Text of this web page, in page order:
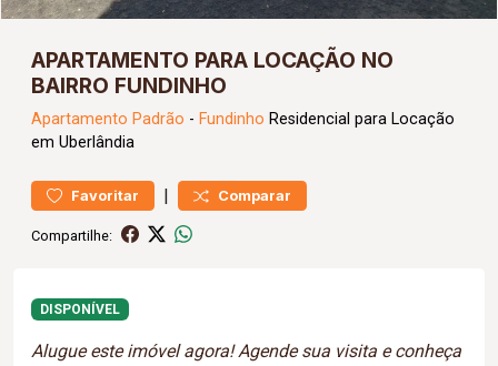
APARTAMENTO PARA LOCAÇÃO NO
BAIRRO FUNDINHO
Apartamento Padrão - Fundinho Residencial para Locação
em Uberlândia
Favoritar | Comparar
Compartilhe:
DISPONÍVEL
Alugue este imóvel agora! Agende sua visita e conheça